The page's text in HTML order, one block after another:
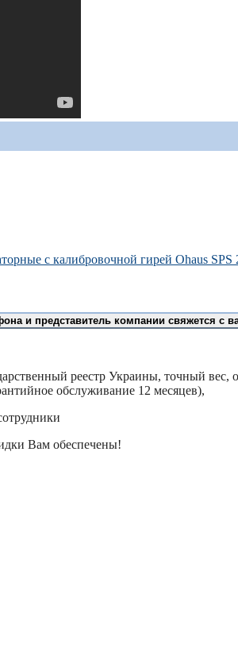
с калибровочной гирей Ohaus SPS
и представитель компании свяжется с
реестр Украины, точный вес,
обслуживание 12 месяцев),
Вам обеспечены!